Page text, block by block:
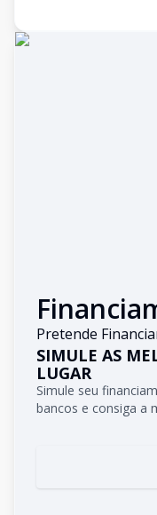
Pretende
SIMULE AS
LUGAR
Simule seu
bancos e consiga a